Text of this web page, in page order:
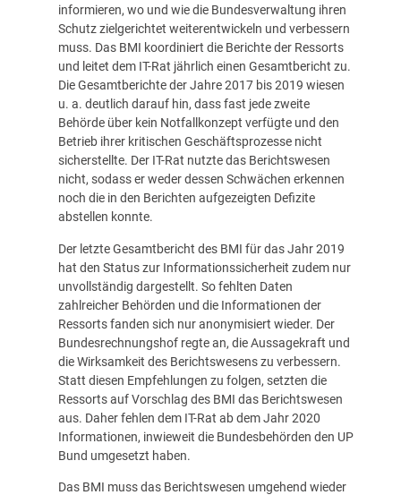
informieren, wo und wie die Bundesverwaltung ihren
Schutz zielgerichtet weiterentwickeln und verbessern
muss. Das BMI koordiniert die Berichte der Ressorts
und leitet dem IT-Rat jährlich einen Gesamtbericht zu.
Die Gesamtberichte der Jahre 2017 bis 2019 wiesen
u. a. deutlich darauf hin, dass fast jede zweite
Behörde über kein Notfallkonzept verfügte und den
Betrieb ihrer kritischen Geschäftsprozesse nicht
sicherstellte. Der IT-Rat nutzte das Berichtswesen
nicht, sodass er weder dessen Schwächen erkennen
noch die in den Berichten aufgezeigten Defizite
abstellen konnte.
Der letzte Gesamtbericht des BMI für das Jahr 2019
hat den Status zur Informationssicherheit zudem nur
unvollständig dargestellt. So fehlten Daten
zahlreicher Behörden und die Informationen der
Ressorts fanden sich nur anonymisiert wieder. Der
Bundesrechnungshof regte an, die Aussagekraft und
die Wirksamkeit des Berichtswesens zu verbessern.
Statt diesen Empfehlungen zu folgen, setzten die
Ressorts auf Vorschlag des BMI das Berichtswesen
aus. Daher fehlen dem IT-Rat ab dem Jahr 2020
Informationen, inwieweit die Bundesbehörden den UP
Bund umgesetzt haben.
Das BMI muss das Berichtswesen umgehend wieder